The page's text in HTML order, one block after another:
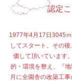
認定
1977年4月17日3045
してスタート。その
価して頂いています
的・環境を整え、『
月に全園舎の改築工